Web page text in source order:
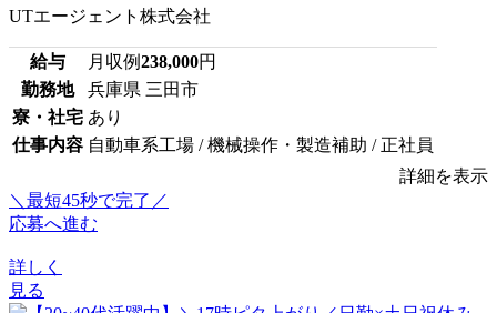
UTエージェント株式会社
給与 月収例238,000円
勤務地
兵庫県 三田市
寮・社宅 あり
仕事内容 自動車系工場 / 機械操作・製造補助 / 正社員
詳細を表示
＼最短45秒で完了／
応募へ進む
詳しく
見る